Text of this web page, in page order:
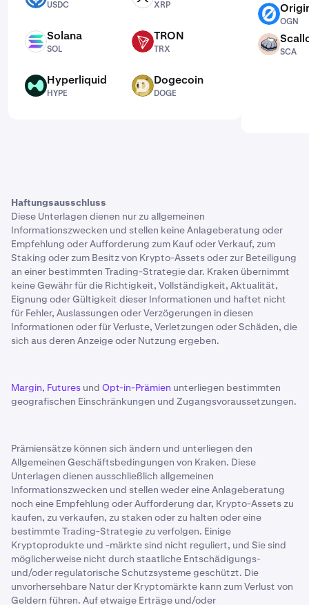
USDC XRP
SOL Solana
SOL
TRX TRON
TRX
HYPE Hyperliquid
HYPE
DOGE Dogecoin
DOGE
OGN
OGN
SCA
SCA
Haftungsausschluss
Diese Unterlagen dienen nur zu allgemeinen
Informationszwecken und stellen keine Anlageberatung oder
Empfehlung oder Aufforderung zum Kauf oder Verkauf, zum
Staking oder zum Besitz von Krypto-Assets oder zur Beteiligung
an einer bestimmten Trading-Strategie dar. Kraken übernimmt
keine Gewähr für die Richtigkeit, Vollständigkeit, Aktualität,
Eignung oder Gültigkeit dieser Informationen und haftet nicht
für Fehler, Auslassungen oder Verzögerungen in diesen
Informationen oder für Verluste, Verletzungen oder Schäden, die
sich aus deren Anzeige oder Nutzung ergeben.
Margin, Futures und Opt-in-Prämien unterliegen bestimmten
geografischen Einschränkungen und Zugangsvoraussetzungen.
Prämiensätze können sich ändern und unterliegen den
Allgemeinen Geschäftsbedingungen von Kraken. Diese
Unterlagen dienen ausschließlich allgemeinen
Informationszwecken und stellen weder eine Anlageberatung
noch eine Empfehlung oder Aufforderung dar, Krypto-Assets zu
kaufen, zu verkaufen, zu staken oder zu halten oder eine
bestimmte Trading-Strategie zu verfolgen. Einige
Kryptoprodukte und -märkte sind nicht reguliert, und Sie sind
möglicherweise nicht durch staatliche Entschädigungs-
und/oder regulatorische Schutzsysteme geschützt. Die
unvorhersehbare Natur der Kryptomärkte kann zum Verlust von
Geldern führen. Auf etwaige Erträge und/oder